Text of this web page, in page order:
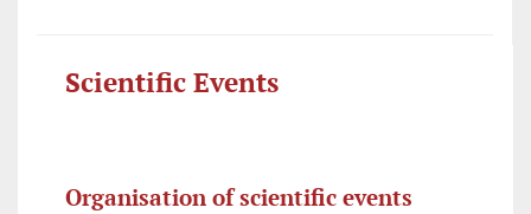
Scientific Events
Organisation of scientific events